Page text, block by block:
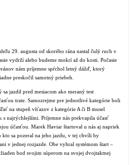
29. augusta od skorého rána nastal čulý ruch v
vydrží alebo budeme mokrí až do kosti. Počasie
nám príjemne spŕchol letný dážď, ktorý
preskočil samotný priebeh.
jazdil pred mesiacom ako meraný test
trate. Samozrejme pre jednotlivé kategórie boli
na stupeň víťazov z kategórie A či B musel
najrýchlejšími. Príjemne nás prekvapila účasť
účasťou. Marek Haviar štartoval u nás aj napriek
sa pozeral na jeho jazdu, v tej chvíli by
v jednej rozjazde. Obe vyhral systémom štart –
bod svojim súperom na svojej dvojtaktnej